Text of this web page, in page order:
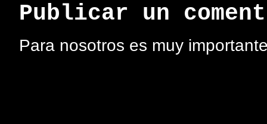
Publicar un
Para nosotros es muy